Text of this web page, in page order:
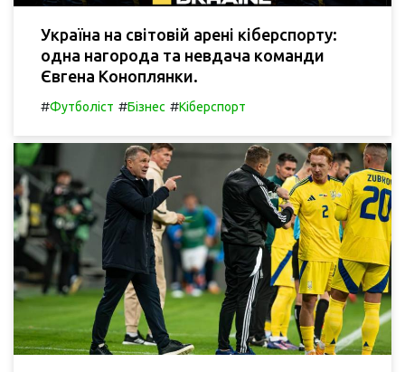
Україна на світовій арені кіберспорту:
одна нагорода та невдача команди
Євгена Коноплянки.
#Футболіст #Бізнес #Кіберспорт